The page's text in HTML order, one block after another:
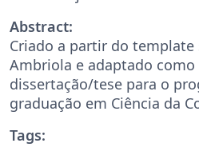
Abstract:
Criado a partir do
Ambriola e adaptado
dissertação/tese para o
graduação em Ciência da
Tags: